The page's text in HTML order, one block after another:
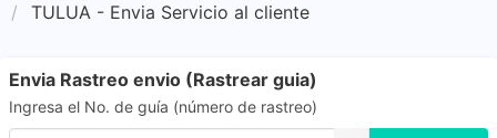
TULUA - Envia Servicio al cliente
Envia Rastreo envio (Rastrear guia)
Ingresa el No. de guía (número de rastreo)